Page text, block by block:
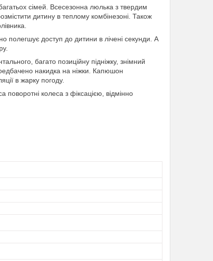
сімей. Всесезонна люлька з твердим
дитину в теплому комбінезоні. Також
полегшує доступ до дитини в лічені секунди. А
багато позиційну підніжку, знімний
накидка на ніжки. Капюшон
в жарку погоду.
колеса з фіксацією, відмінно